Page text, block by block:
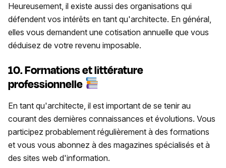
Heureusement, il existe aussi des organisations qui
défendent vos intérêts en tant qu'architecte. En général,
elles vous demandent une cotisation annuelle que vous
déduisez de votre revenu imposable.
10. Formations et littérature
professionnelle
En tant qu'architecte, il est important de se tenir au
courant des dernières connaissances et évolutions. Vous
participez probablement régulièrement à des formations
et vous vous abonnez à des magazines spécialisés et à
des sites web d'information.